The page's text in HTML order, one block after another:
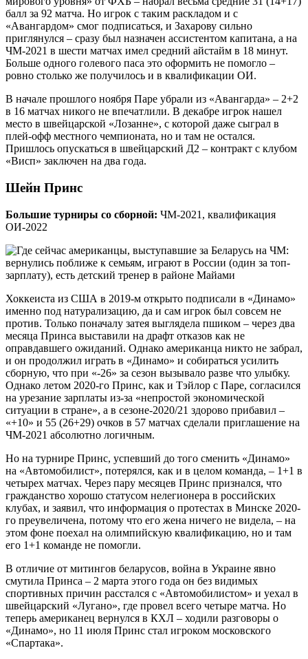
балл за 92 матча. Но игрок с таким раскладом и с
«Авангардом» смог подписаться, и Захарову сильно
приглянулся – сразу был назначен ассистентом капитана, а на
ЧМ-2021 в шести матчах имел средний айстайм в 18 минут.
Больше одного голевого паса это оформить не помогло –
ровно столько же получилось и в квалификации ОИ.
В начале прошлого ноября Паре убрали из «Авангарда» – 2+2
в 16 матчах никого не впечатлили. В декабре игрок нашел
место в швейцарской «Лозанне», с которой даже сыграл в
плей-офф местного чемпионата, но и там не остался.
Пришлось опускаться в швейцарский Д2 – контракт с клубом
«Висп» заключен на два года.
Шейн Принс
Большие турниры со сборной: ЧМ-2021, квалификация
ОИ-2022
Хоккеиста из США в 2019-м открыто подписали в «Динамо»
именно под натурализацию, да и сам игрок был совсем не
против. Только поначалу затея выглядела пшиком – через два
месяца Принса выставили на драфт отказов как не
оправдавшего ожиданий. Однако американца никто не забрал,
и он продолжил играть в «Динамо» и собираться усилить
сборную, что при «-26» за сезон вызывало разве что улыбку.
Однако летом 2020-го Принс, как и Тэйлор с Паре, согласился
на урезание зарплаты из-за «непростой экономической
ситуации в стране», а в сезоне-2020/21 здорово прибавил –
«+10» и 55 (26+29) очков в 57 матчах сделали приглашение на
ЧМ-2021 абсолютно логичным.
Но на турнире Принс, успевший до того сменить «Динамо»
на «Автомобилист», потерялся, как и в целом команда, – 1+1 в
четырех матчах. Через пару месяцев Принс признался, что
гражданство хорошо статусом нелегионера в российских
клубах, и заявил, что информация о протестах в Минске 2020-
го преувеличена, потому что его жена ничего не видела, – на
этом фоне поехал на олимпийскую квалификацию, но и там
его 1+1 команде не помогли.
В отличие от митингов беларусов, война в Украине явно
смутила Принса – 2 марта этого года он без видимых
спортивных причин расстался с «Автомобилистом» и уехал в
швейцарский «Лугано», где провел всего четыре матча. Но
теперь американец вернулся в КХЛ – ходили разговоры о
«Динамо», но 11 июля Принс стал игроком московского
«Спартака».